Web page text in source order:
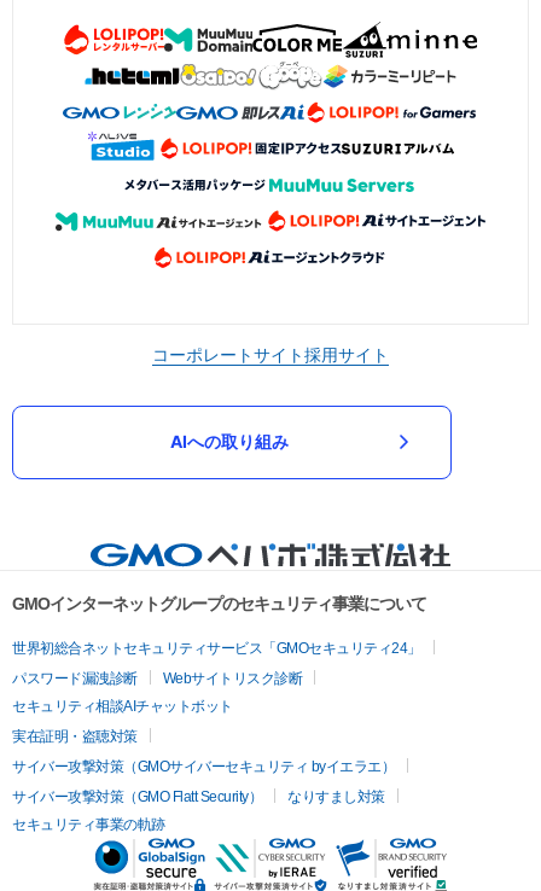
コーポレートサイト採用サイト
AIへの取り組み
GMOインターネットグループのセキュリティ事業について
世界初総合ネットセキュリティサービス「GMOセキュリティ24」
パスワード漏洩診断
Webサイトリスク診断
セキュリティ相談AIチャットボット
実在証明・盗聴対策
サイバー攻撃対策（GMOサイバーセキュリティ byイエラエ）
サイバー攻撃対策（GMO Flatt Security）
なりすまし対策
セキュリティ事業の軌跡